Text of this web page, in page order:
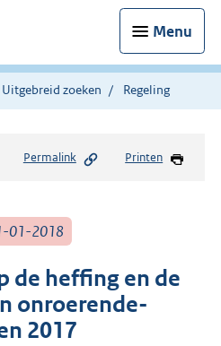
Menu
Uitgebreid zoeken Regeling
Permalink Printen
01-2018
de heffing en de
onroerende-
2017